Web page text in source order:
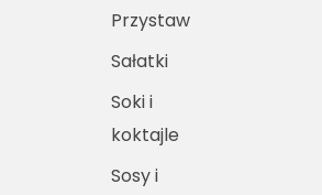
Przystawki
Sałatki
Soki i
koktajle
Sosy i